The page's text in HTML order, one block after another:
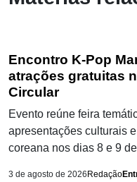
Encontro K-Pop
atrações gratuitas
Circular
Evento reúne feira
apresentações culturais
coreana nos dias 8 e 9
3 de agosto de 2026 Redação